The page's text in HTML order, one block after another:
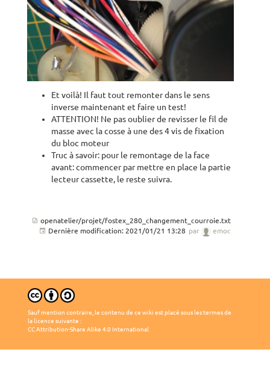
Et voilà! Il faut tout remonter dans le sens
inverse maintenant et faire un test!
ATTENTION! Ne pas oublier de revisser le fil de
masse avec la cosse à une des 4 vis de fixation
du bloc moteur
Truc à savoir: pour le remontage de la face
avant: commencer par mettre en place la partie
lecteur cassette, le reste suivra.
openatelier/projet/fostex_280_changement_courroie.txt
Dernière modification: 2021/01/21 13:28 par emoc
Sauf mention contraire, le contenu de ce wiki est placé sous les termes de
la licence suivante :
CC Attribution-Share Alike 4.0 International